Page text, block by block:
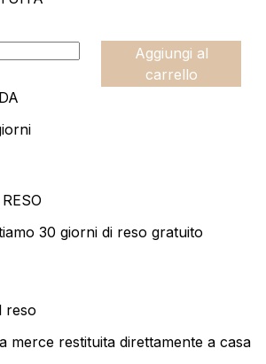
Aggiungi al
carrello
30 giorni di reso gratuito
reso
merce restituita direttamente a casa